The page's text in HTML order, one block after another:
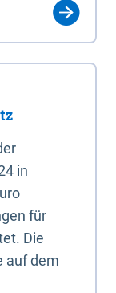
in
für
Die
auf dem